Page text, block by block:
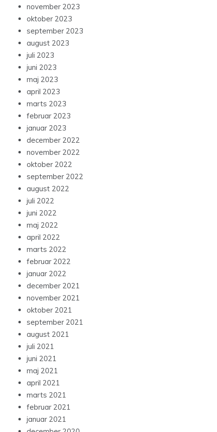
november 2023
oktober 2023
september 2023
august 2023
juli 2023
juni 2023
maj 2023
april 2023
marts 2023
februar 2023
januar 2023
december 2022
november 2022
oktober 2022
september 2022
august 2022
juli 2022
juni 2022
maj 2022
april 2022
marts 2022
februar 2022
januar 2022
december 2021
november 2021
oktober 2021
september 2021
august 2021
juli 2021
juni 2021
maj 2021
april 2021
marts 2021
februar 2021
januar 2021